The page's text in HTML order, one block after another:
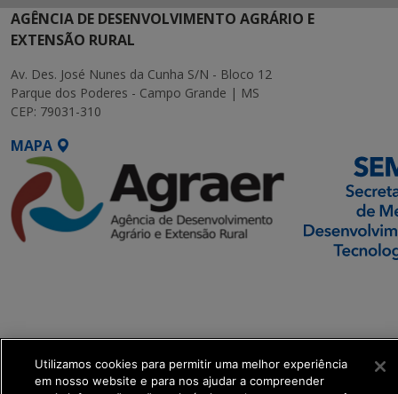
AGÊNCIA DE DESENVOLVIMENTO AGRÁRIO E
EXTENSÃO RURAL
Av. Des. José Nunes da Cunha S/N - Bloco 12
Parque dos Poderes - Campo Grande | MS
CEP: 79031-310
MAPA
get_footer();
Utilizamos cookies para permitir uma melhor experiência
em nosso website e para nos ajudar a compreender